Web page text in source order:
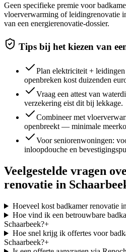
Geen specifieke premie voor
vloerverwarming of leidingrenovatie
van een energierenovatie-dossier.
Tips bij het kiezen van
Plan elektriciteit +
openbreken kost duizenden
Vraag een attest van
verzekering eist dit bij lekkage.
Combineer met
openbreekt — minimale
Voor seniorenwoningen:
inloopdouche en
Veelgestelde vragen
renovatie in
Hoeveel kost badkamer renovatie
Hoe vind ik een betrouwbare
Schaarbeek?+
Hoe snel krijg ik offertes voor
Schaarbeek?+